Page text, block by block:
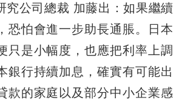
公司總裁 加藤出：如果繼續
恐怕會進一步助長通脹。日本
只是小幅度，也應把利率上調
銀行持續加息，確實有可能出
款的家庭以及部分中小企業感